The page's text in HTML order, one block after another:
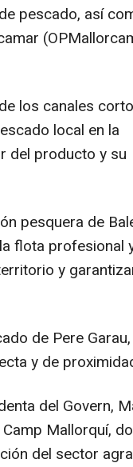
pescado, así
los canales
local en la
del producto y su
pesquera de
flota profesional
y
de Pere
y de
del Govern,
Mallorquí,
del sector